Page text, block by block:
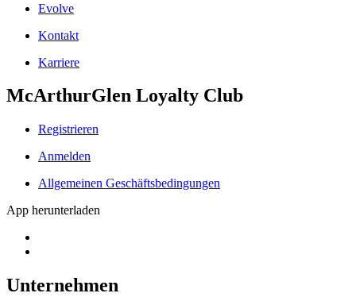
Evolve
Kontakt
Karriere
McArthurGlen Loyalty Club
Registrieren
Anmelden
Allgemeinen Geschäftsbedingungen
App herunterladen
Unternehmen